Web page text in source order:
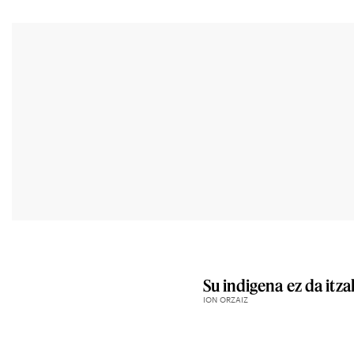
Su indigena ez da
ION ORZAIZ